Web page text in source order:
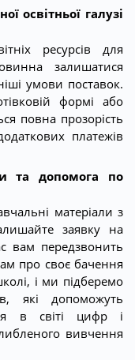
освітньої галузі
ресурсів для
залишатися
умови поставок.
формі або
повна прозорість
платежів
та допомога по
матеріали з
заявку на
вам передзвонить
про своє бачення
і ми підберемо
які допоможуть
в світі цифр і
вивчення